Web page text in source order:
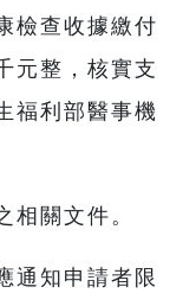
檢查收據繳付
元整，核實支
福利部醫事機
相關文件。
通知申請者限